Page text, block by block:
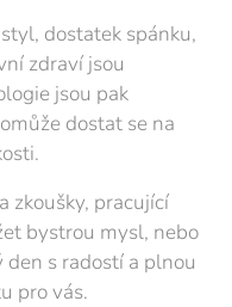
dostatek spánku,
zdraví jsou
jsou pak
dostat se na
zkoušky, pracující
bystrou mysl, nebo
den s radostí a plnou
pro vás.